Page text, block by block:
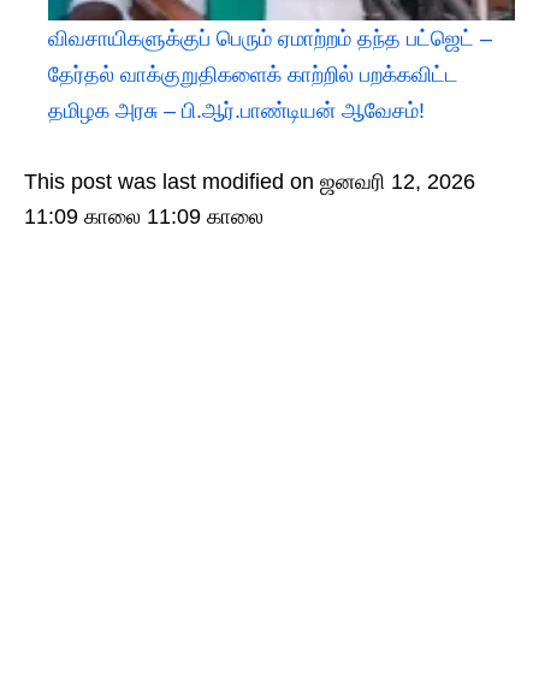
விவசாயிகளுக்குப் பெரும் ஏமாற்றம் தந்த பட்ஜெட் –
தேர்தல் வாக்குறுதிகளைக் காற்றில் பறக்கவிட்ட
தமிழக அரசு – பி.ஆர்.பாண்டியன் ஆவேசம்!
This post was last modified on ஜனவரி 12, 2026
11:09 காலை 11:09 காலை